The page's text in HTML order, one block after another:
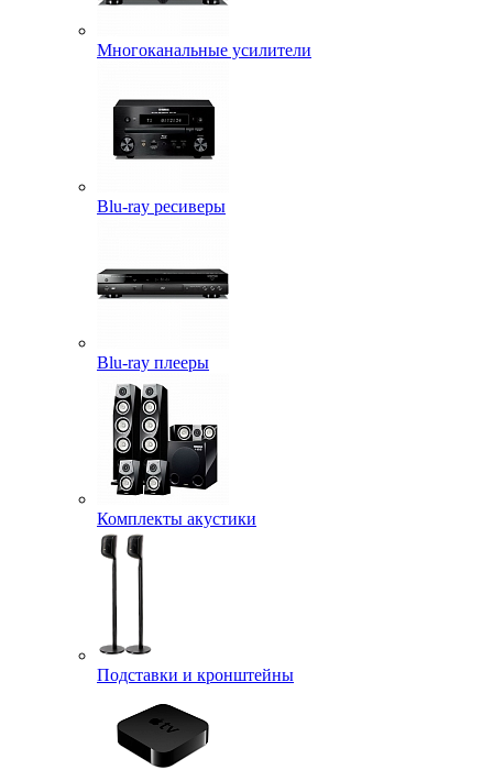
Многоканальные усилители
Blu-ray ресиверы
Blu-ray плееры
Комплекты акустики
Подставки и кронштейны